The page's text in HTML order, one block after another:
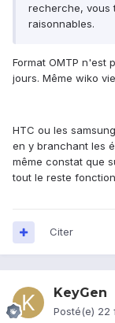
recherche, vous
raisonnables.
Format OMTP n'est
jours. Même wiko
HTC ou les
en y branchant les
même constat que
tout le reste
Citer
KeyGen
Posté(e) 22